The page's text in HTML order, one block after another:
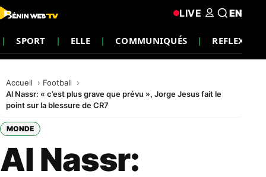
SPORT ELLE COMMUNIQUÉS REFLEXION
LIVE EN
Accueil
Football
Al Nassr: « c’est plus grave que prévu », Jorge Jesus fait le
point sur la blessure de CR7
MONDE
Al Nassr: